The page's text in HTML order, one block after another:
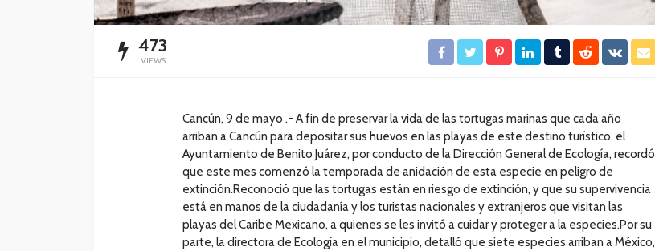
473
VIEWS
Cancún, 9 de mayo .- A fin de preservar la vida de las tortugas marinas que cada año
arriban a Cancún para depositar sus huevos en las playas de este destino turístico, el
Ayuntamiento de Benito Juárez, por conducto de la Dirección General de Ecología, recordó
que este mes comenzó la temporada de anidación de esta especie en peligro de
extinción.Reconoció que las tortugas están en riesgo de extinción, y que su supervivencia
está en manos de la ciudadanía y los turistas nacionales y extranjeros que visitan las
playas del Caribe Mexicano, a quienes se les invitó a cuidar y proteger a la especies.Por su
parte, la directora de Ecología en el municipio, detalló que siete especies arriban a México,